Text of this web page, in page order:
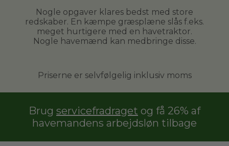
Nogle opgaver klares bedst med store
redskaber. En kæmpe græsplæne slås f.eks.
meget hurtigere med en havetraktor.
Nogle havemænd kan medbringe disse.
Priserne er selvfølgelig inklusiv moms
Brug servicefradraget og få 26% af
havemandens arbejdsløn tilbage